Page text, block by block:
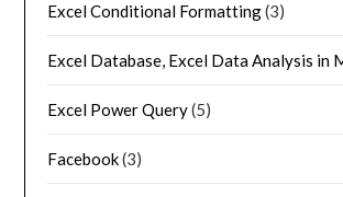
Excel Conditional Formatting(3)
Excel Database, Excel Data Analysis in
Excel Power Query(5)
Facebook(3)